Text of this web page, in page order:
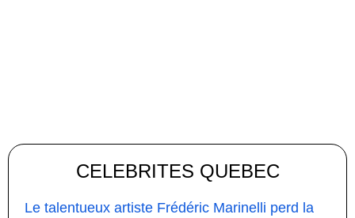
CELEBRITES QUEBEC
Le talentueux artiste Frédéric Marinelli perd la